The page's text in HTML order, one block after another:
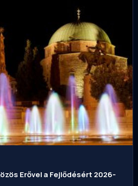
Erővel a Fejlődésért 2026-